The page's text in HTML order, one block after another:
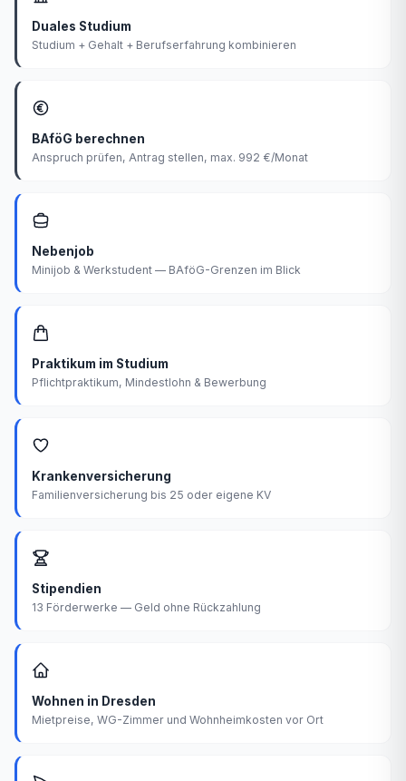
Duales Studium
Studium + Gehalt + Berufserfahrung kombinieren
BAföG berechnen
Anspruch prüfen, Antrag stellen, max. 992 €/Monat
Nebenjob
Minijob & Werkstudent — BAföG-Grenzen im Blick
Praktikum im Studium
Pflichtpraktikum, Mindestlohn & Bewerbung
Krankenversicherung
Familienversicherung bis 25 oder eigene KV
Stipendien
13 Förderwerke — Geld ohne Rückzahlung
Wohnen in Dresden
Mietpreise, WG-Zimmer und Wohnheimkosten vor Ort